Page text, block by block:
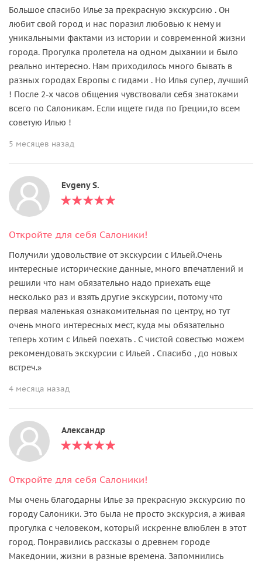
Большое спасибо Илье за прекрасную экскурсию . Он
любит свой город и нас поразил любовью к нему и
уникальными фактами из истории и современной жизни
города. Прогулка пролетела на одном дыхании и было
реально интересно. Нам приходилось много бывать в
разных городах Европы с гидами . Но Илья супер, лучший
! После 2-х часов общения чувствовали себя знатоками
всего по Салоникам. Если ищете гида по Греции,то всем
советую Илью !
5 месяцев назад
Evgeny S.
Откройте для себя Салоники!
Получили удовольствие от экскурсии с Ильей.Очень
интересные исторические данные, много впечатлений и
решили что нам обязательно надо приехать еще
несколько раз и взять другие экскурсии, потому что
первая маленькая ознакомительная по центру, но тут
очень много интересных мест, куда мы обязательно
теперь хотим с Ильей поехать . С чистой совестью можем
рекомендовать экскурсии с Ильей . Спасибо , до новых
встреч.»
4 месяца назад
Александр
Откройте для себя Салоники!
Мы очень благодарны Илье за прекрасную экскурсию по
городу Салоники. Это была не просто экскурсия, а живая
прогулка с человеком, который искренне влюблен в этот
город. Понравились рассказы о древнем городе
Македонии, жизни в разные времена. Запомнились